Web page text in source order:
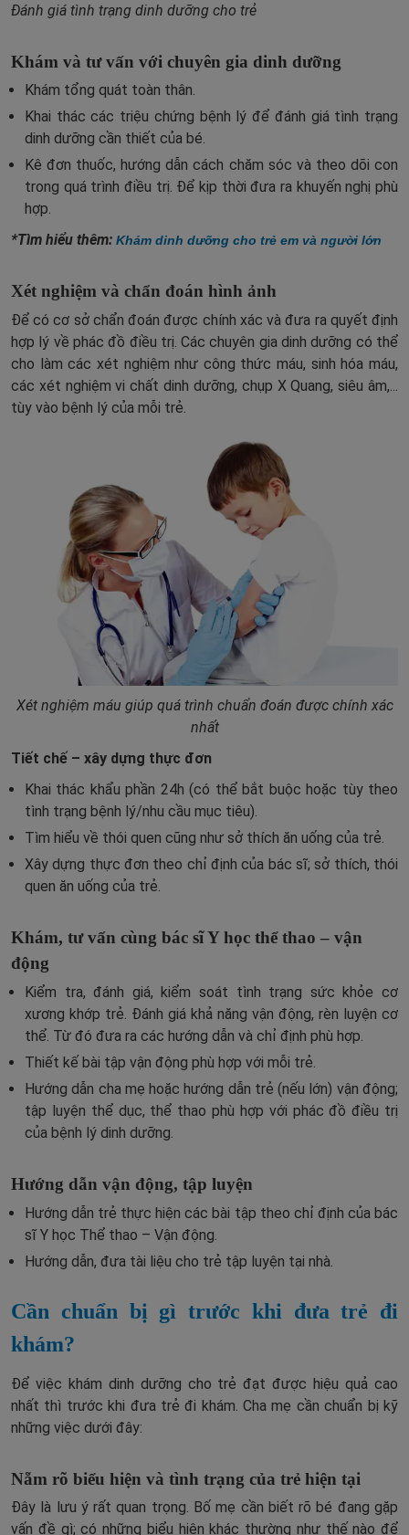
Đánh giá tình trạng dinh dưỡng cho trẻ
Khám và tư vấn với chuyên gia dinh dưỡng
Khám tổng quát toàn thân.
Khai thác các triệu chứng bệnh lý để đánh giá tình trạng
dinh dưỡng cần thiết của bé.
Kê đơn thuốc, hướng dẫn cách chăm sóc và theo dõi con
trong quá trình điều trị. Để kịp thời đưa ra khuyến nghị phù
hợp.
*Tìm hiểu thêm: Khám dinh dưỡng cho trẻ em và người lớn
Xét nghiệm và chẩn đoán hình ảnh
Để có cơ sở chẩn đoán được chính xác và đưa ra quyết định
hợp lý về phác đồ điều trị. Các chuyên gia dinh dưỡng có thể
cho làm các xét nghiệm như công thức máu, sinh hóa máu,
các xét nghiệm vi chất dinh dưỡng, chụp X Quang, siêu âm,...
tùy vào bệnh lý của mỗi trẻ.
Xét nghiệm máu giúp quá trình chuẩn đoán được chính xác
nhất
Tiết chế – xây dựng thực đơn
Khai thác khẩu phần 24h (có thể bắt buộc hoặc tùy theo
tình trạng bệnh lý/nhu cầu mục tiêu).
Tìm hiểu về thói quen cũng như sở thích ăn uống của trẻ.
Xây dựng thực đơn theo chỉ định của bác sĩ; sở thích, thói
quen ăn uống của trẻ.
Khám, tư vấn cùng bác sĩ Y học thể thao – vận
động
Kiểm tra, đánh giá, kiểm soát tình trạng sức khỏe cơ
xương khớp trẻ. Đánh giá khả năng vận động, rèn luyện cơ
thể. Từ đó đưa ra các hướng dẫn và chỉ định phù hợp.
Thiết kế bài tập vận động phù hợp với mỗi trẻ.
Hướng dẫn cha mẹ hoặc hướng dẫn trẻ (nếu lớn) vận động;
tập luyện thể dục, thể thao phù hợp với phác đồ điều trị
của bệnh lý dinh dưỡng.
Hướng dẫn vận động, tập luyện
Hướng dẫn trẻ thực hiện các bài tập theo chỉ định của bác
sĩ Y học Thể thao – Vận động.
Hướng dẫn, đưa tài liệu cho trẻ tập luyện tại nhà.
Cần chuẩn bị gì trước khi đưa trẻ đi
khám?
Để việc khám dinh dưỡng cho trẻ đạt được hiệu quả cao
nhất thì trước khi đưa trẻ đi khám. Cha mẹ cần chuẩn bị kỹ
những việc dưới đây:
Nẵm rõ biểu hiện và tình trạng của trẻ hiện tại
Đây là lưu ý rất quan trọng. Bố mẹ cần biết rõ bé đang gặp
vấn đề gì; có những biểu hiện khác thường như thế nào để